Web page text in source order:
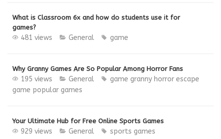
What is Classroom 6x and how do students use it for
games?
481 views General game
Why Granny Games Are So Popular Among Horror Fans
195 views General game granny horror escape
game popular games
Your Ultimate Hub for Free Online Sports Games
929 views General sports games